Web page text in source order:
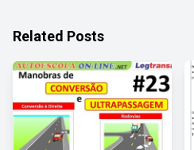
Related Posts